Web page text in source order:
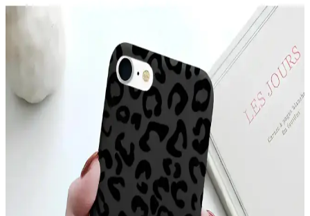
Sağlayan İnce Tasarım
McStorey MacBook Air Kılıfı, yüksek kaliteli TPU malzemeden
üretilmiş, şık tasarımıyla cihazınızı çizik ve darbelere karşı korur,
hafif ve estetik yapısıyla kullanım kolaylığı sağlar.
YoungKit Apple iPhone 14 Pro Max Kılıfı:
Dayanıklı ve Estetik Koruma Çözümü
YoungKit iPhone 14 Pro Max kılıfı, dayanıklı malzeme ve şeffaf
tasarımıyla üstün koruma sağlar, estetik ve fonksiyonelliği bir arada
sunar, çevre dostudur ve manyetik şarj uyumludur.
Xiaomi Mi 11 Ultra için Şık ve Koruyucu Altın
Kenarlı Silikon Kılıf